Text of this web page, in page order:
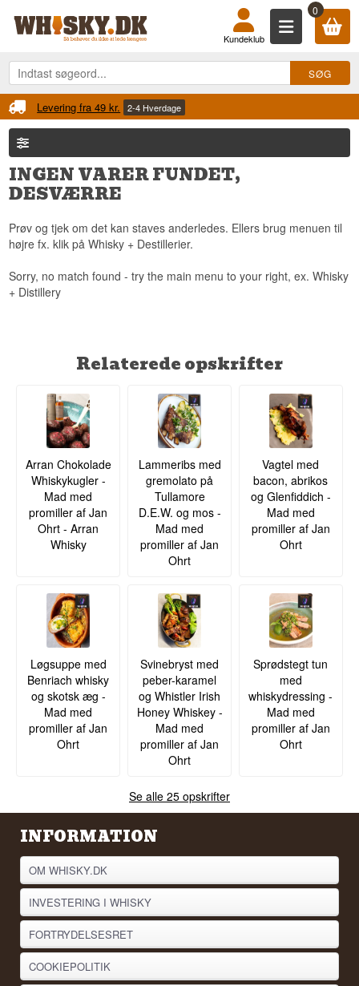
0
Kundeklub
Levering fra 49 kr. 2-4 Hverdage
INGEN VARER FUNDET,
DESVÆRRE
Prøv og tjek om det kan staves anderledes. Ellers brug menuen til
højre fx. klik på Whisky + Destillerier.
Sorry, no match found - try the main menu to your right, ex. Whisky
+ Distillery
Relaterede opskrifter
Arran Chokolade
Whiskykugler -
Mad med
promiller af Jan
Ohrt - Arran
Whisky
Lammeribs med
gremolato på
Tullamore
D.E.W. og mos -
Mad med
promiller af Jan
Ohrt
Vagtel med
bacon, abrikos
og Glenfiddich -
Mad med
promiller af Jan
Ohrt
Løgsuppe med
Benriach whisky
og skotsk æg -
Mad med
promiller af Jan
Ohrt
Svinebryst med
peber-karamel
og Whistler Irish
Honey Whiskey -
Mad med
promiller af Jan
Ohrt
Sprødstegt tun
med
whiskydressing -
Mad med
promiller af Jan
Ohrt
Se alle 25 opskrifter
INFORMATION
OM WHISKY.DK
INVESTERING I WHISKY
FORTRYDELSESRET
COOKIEPOLITIK